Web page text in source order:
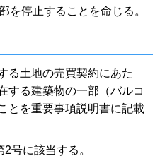
を停止することを命じる。
る土地の売買契約にあた
する建築物の一部（バルコ
とを重要事項説明書に記載
号に該当する。